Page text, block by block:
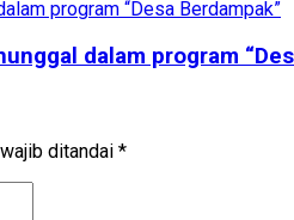
dalam program
ditandai *